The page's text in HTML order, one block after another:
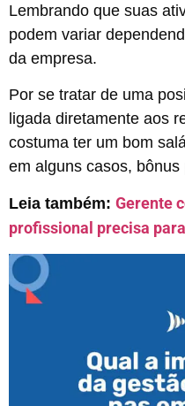
Lembrando que suas
podem variar
da empresa.
Por se tratar de uma
ligada diretamente aos
costuma ter um bom
em alguns casos,
Leia também: Gerente
profissional precisa